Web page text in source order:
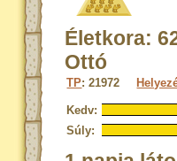
Életkora:
Ottó
TP: 21972
Kedv:
Súly: